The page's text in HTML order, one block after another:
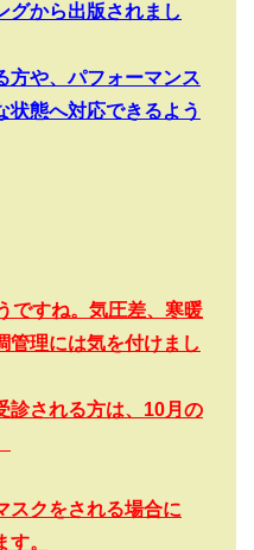
グから出版されまし
方や、パフォーマンス
状態へ対応できるよう
ですね。気圧差、寒暖
管理には気を付けまし
診される方は、10月の
スクをされる場合に
。